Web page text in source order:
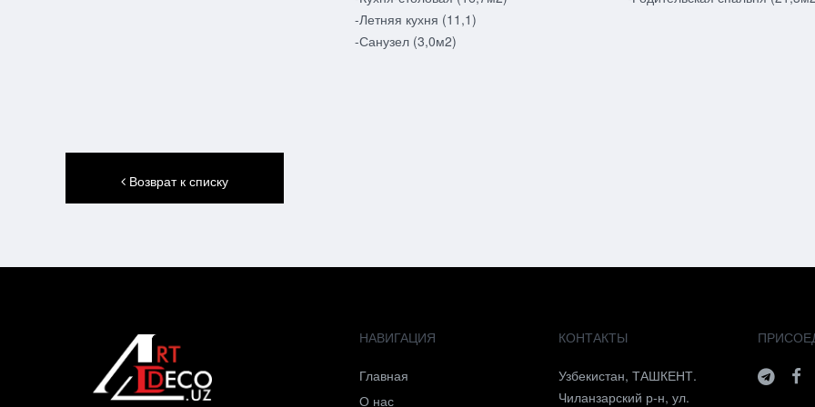
-Летняя кухня (11,1)
-Санузел (3,0м2)
Возврат к списку
НАВИГАЦИЯ
Главная
О нас
КОНТАКТЫ
Узбекистан, ТАШКЕНТ.
Чиланзарский р-н, ул.